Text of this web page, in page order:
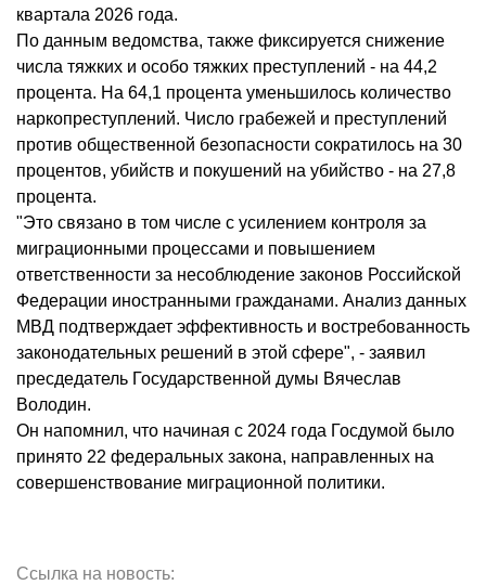
квартала 2026 года.
По данным ведомства, также фиксируется снижение
числа тяжких и особо тяжких преступлений - на 44,2
процента. На 64,1 процента уменьшилось количество
наркопреступлений. Число грабежей и преступлений
против общественной безопасности сократилось на 30
процентов, убийств и покушений на убийство - на 27,8
процента.
"Это связано в том числе с усилением контроля за
миграционными процессами и повышением
ответственности за несоблюдение законов Российской
Федерации иностранными гражданами. Анализ данных
МВД подтверждает эффективность и востребованность
законодательных решений в этой сфере", - заявил
пресдедатель Государственной думы Вячеслав
Володин.
Он напомнил, что начиная с 2024 года Госдумой было
принято 22 федеральных закона, направленных на
совершенствование миграционной политики.
Ссылка на новость: